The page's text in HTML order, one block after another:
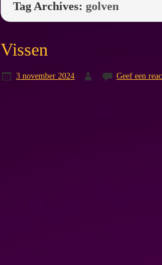
Tag Archives:golven
Vissen
3 november 2024 Geef een